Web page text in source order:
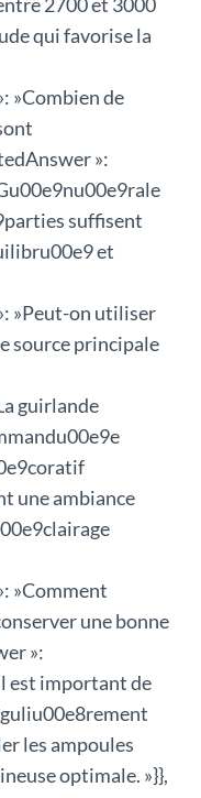
qui favorise la
»Combien de
»:
suffisent
et
»Peut-on utiliser
source principale
guirlande
une ambiance
»Comment
une bonne
»:
est important de
les ampoules
optimale. »}},